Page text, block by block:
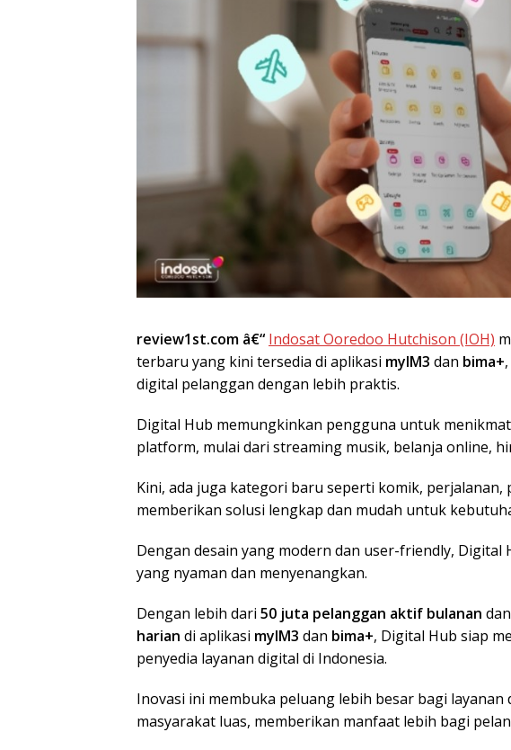
review1st.com â€“ Indosat Ooredoo Hutchison (IOH)
terbaru yang kini tersedia di aplikasi myIM3 dan bima+
digital pelanggan dengan lebih praktis.
Digital Hub memungkinkan pengguna untuk
platform, mulai dari streaming musik, belanja online,
Kini, ada juga kategori baru seperti komik,
memberikan solusi lengkap dan mudah untuk
Dengan desain yang modern dan user-friendly, Digital
yang nyaman dan menyenangkan.
Dengan lebih dari 50 juta pelanggan aktif bulanan
harian di aplikasi myIM3 dan bima+, Digital Hub siap
penyedia layanan digital di Indonesia.
Inovasi ini membuka peluang lebih besar bagi
masyarakat luas, memberikan manfaat lebih bagi